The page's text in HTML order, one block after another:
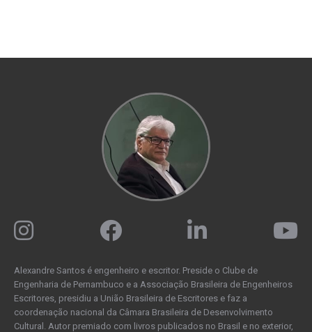
Alexandre Santos é engenheiro e escritor. Preside o Clube de
Engenharia de Pernambuco e a Associação Brasileira de Engenheiros
Escritores, presidiu a União Brasileira de Escritores e faz a
coordenação nacional da Câmara Brasileira de Desenvolvimento
Cultural. Autor premiado com livros publicados no Brasil e no exterior,